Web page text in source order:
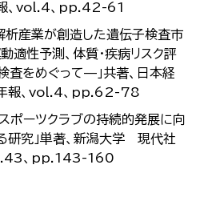
、vol.4、pp.42-61
析産業が創造した遺伝子検査市
性予測、体質・疾病リスク評
査をめぐって—」共著、日本経
報、vol.4、pp.62-78
ポーツクラブの持続的発展に向
研究」単著、新潟大学 現代社
、pp.143-160